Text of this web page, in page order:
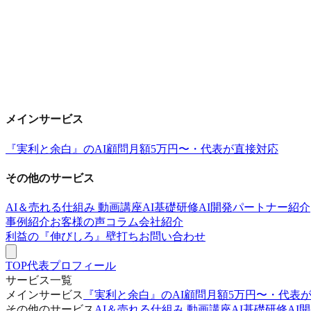
メインサービス
『実利と余白』のAI顧問 月額5万円〜・代表が直接対応
その他のサービス
AI＆売れる仕組み 動画講座AI基礎研修AI開発パートナー紹介
事例紹介お客様の声コラム会社紹介
利益の『伸びしろ』壁打ちお問い合わせ
TOP代表プロフィール
サービス一覧
メインサービス
『実利と余白』のAI顧問 月額5万円〜・代表